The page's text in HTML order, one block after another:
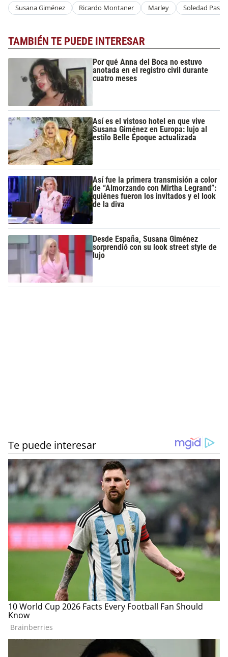
Susana Giménez Ricardo Montaner Marley Soledad
TAMBIÉN TE PUEDE INTERESAR
Por qué Anna del Boca no estuvo
anotada en el registro civil durante
cuatro meses
Así es el vistoso hotel en que vive
Susana Giménez en Europa: lujo al
estilo Belle Époque actualizada
Así fue la primera transmisión a color
de “Almorzando con Mirtha Legrand”:
quiénes fueron los invitados y el look
de la diva
Desde España, Susana Giménez
sorprendió con su look street style de
lujo